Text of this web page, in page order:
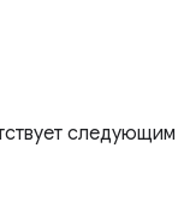
следующим